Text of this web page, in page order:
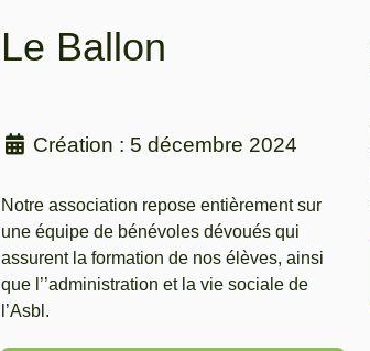
Le Ballon
Création : 5 décembre 2024
Notre association repose entièrement sur
une équipe de bénévoles dévoués qui
assurent la formation de nos élèves, ainsi
que l’’administration et la vie sociale de
l’Asbl.